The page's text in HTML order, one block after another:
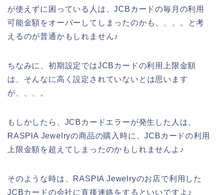
が使えずに困っている人は、JCBカードの毎月の利用
可能金額をオーバーしてしまったのかも、、、。と考
えるのが普通かもしれません♪
ちなみに、初期設定ではJCBカードの利用上限金額
は、そんなに高く設定されていないとは思います
が、、、。
もしかしたら、JCBカードエラーが発生した人は、
RASPIA Jewelryの商品の購入時に、JCBカードの利用
上限金額を超えてしまったのかもしれませんよ♪
そのような時は、RASPIA Jewelryのお店で利用した
JCBカードの会社に直接連絡をするといいですよ♪